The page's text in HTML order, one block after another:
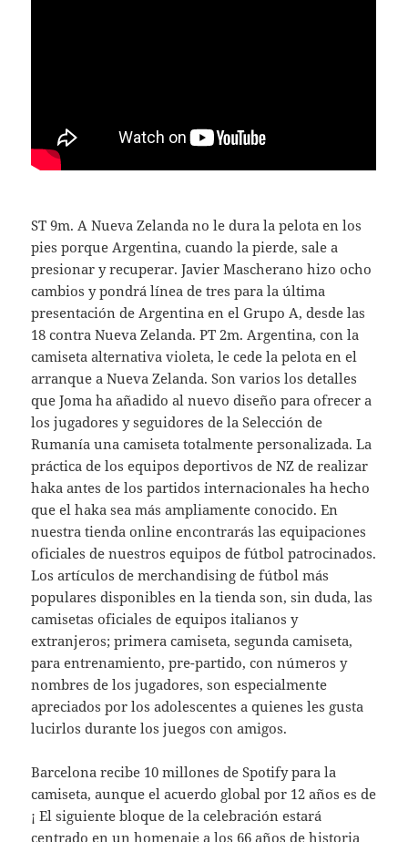
ST 9m. A Nueva Zelanda no le dura la pelota en los
pies porque Argentina, cuando la pierde, sale a
presionar y recuperar. Javier Mascherano hizo ocho
cambios y pondrá línea de tres para la última
presentación de Argentina en el Grupo A, desde las
18 contra Nueva Zelanda. PT 2m. Argentina, con la
camiseta alternativa violeta, le cede la pelota en el
arranque a Nueva Zelanda. Son varios los detalles
que Joma ha añadido al nuevo diseño para ofrecer a
los jugadores y seguidores de la Selección de
Rumanía una camiseta totalmente personalizada. La
práctica de los equipos deportivos de NZ de realizar
haka antes de los partidos internacionales ha hecho
que el haka sea más ampliamente conocido. En
nuestra tienda online encontrarás las equipaciones
oficiales de nuestros equipos de fútbol patrocinados.
Los artículos de merchandising de fútbol más
populares disponibles en la tienda son, sin duda, las
camisetas oficiales de equipos italianos y
extranjeros; primera camiseta, segunda camiseta,
para entrenamiento, pre-partido, con números y
nombres de los jugadores, son especialmente
apreciados por los adolescentes a quienes les gusta
lucirlos durante los juegos con amigos.
Barcelona recibe 10 millones de Spotify para la
camiseta, aunque el acuerdo global por 12 años es de
¡ El siguiente bloque de la celebración estará
centrado en un homenaje a los 66 años de historia